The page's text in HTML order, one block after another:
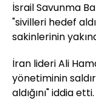
İsrail Savunma
"sivilleri hedef
sakinlerinin
İran lideri Ali
yönetiminin
aldığını" iddia etti.